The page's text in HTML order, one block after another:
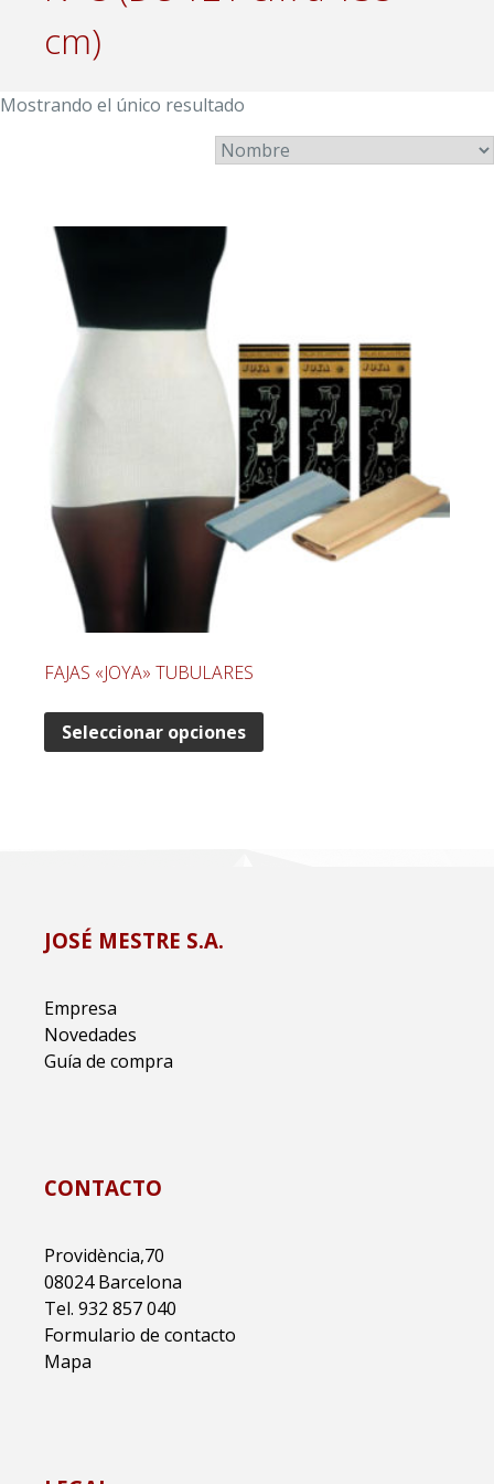
cm)
Mostrando el único resultado
FAJAS «JOYA» TUBULARES
Seleccionar opciones
JOSÉ MESTRE S.A.
Empresa
Novedades
Guía de compra
CONTACTO
Providència,70
08024 Barcelona
Tel. 932 857 040
Formulario de contacto
Mapa